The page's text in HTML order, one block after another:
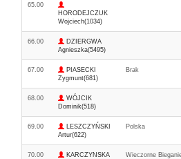
65.00
HORODEJCZUK
Wojciech(1034)
66.00
DZIERGWA
Agnieszka(5495)
67.00
PIASECKI
Zygmunt(681)
Brak
68.00
WÓJCIK
Dominik(518)
69.00
LESZCZYŃSKI
Artur(622)
Polska
70.00
KARCZYNSKA
Wieczorne